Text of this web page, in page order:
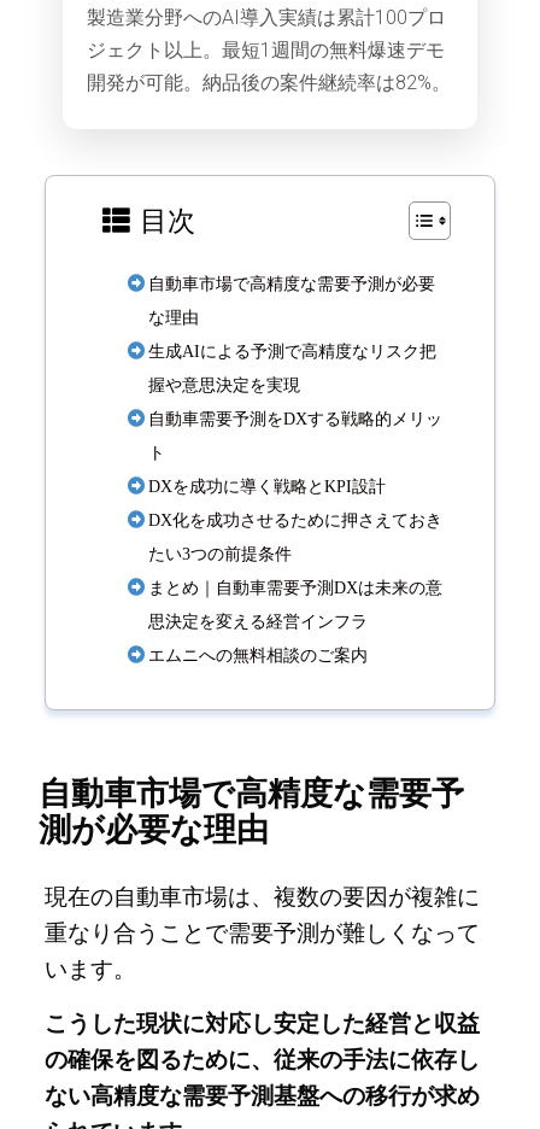
製造業分野へのAI導入実績は累計100プロ
ジェクト以上。最短1週間の無料爆速デモ
開発が可能。納品後の案件継続率は82%。
目次
自動車市場で高精度な需要予測が必要
な理由
生成AIによる予測で高精度なリスク把
握や意思決定を実現
自動車需要予測をDXする戦略的メリッ
ト
DXを成功に導く戦略とKPI設計
DX化を成功させるために押さえておき
たい3つの前提条件
まとめ｜自動車需要予測DXは未来の意
思決定を変える経営インフラ
エムニへの無料相談のご案内
自動車市場で高精度な需要予
測が必要な理由
現在の自動車市場は、複数の要因が複雑に
重なり合うことで需要予測が難しくなって
います。
こうした現状に対応し安定した経営と収益
の確保を図るために、従来の手法に依存し
ない高精度な需要予測基盤への移行が求め